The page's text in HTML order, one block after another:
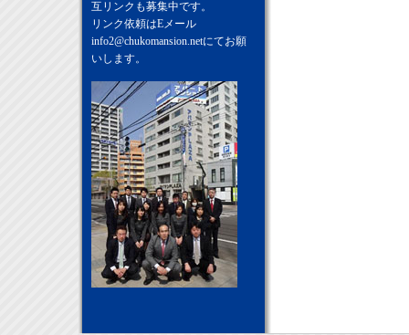
互リンクも募集中です。
リンク依頼はEメール
info2@chukomansion.netにてお願
いします。